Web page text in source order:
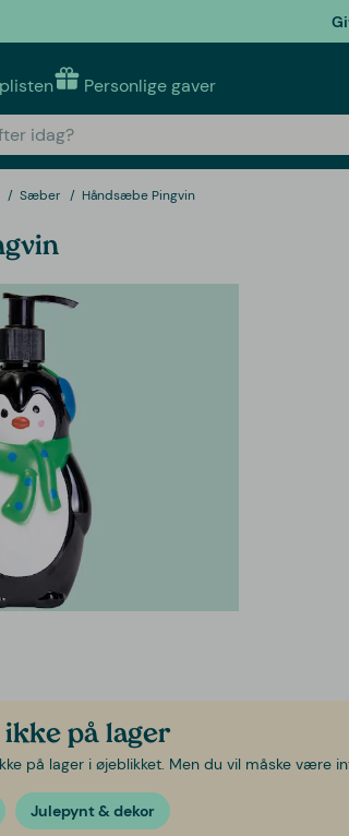
Personlige gaver
Sæber Håndsæbe Pingvin
ikke på lager
på lager i øjeblikket. Men du vil måske være
Julepynt & dekor